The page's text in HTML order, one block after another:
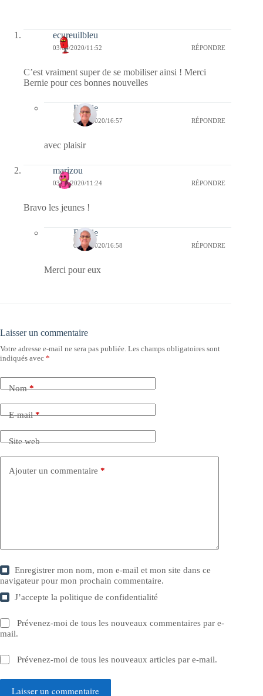
ecureuilbleu
03/04/2020/11:52 RÉPONDRE
C’est vraiment super de se mobiliser ainsi ! Merci
Bernie pour ces bonnes nouvelles
Bernie
03/04/2020/16:57 RÉPONDRE
avec plaisir
marizou
03/04/2020/11:24 RÉPONDRE
Bravo les jeunes !
Bernie
03/04/2020/16:58 RÉPONDRE
Merci pour eux
Laisser un commentaire
Votre adresse e-mail ne sera pas publiée. Les champs obligatoires sont
indiqués avec *
Nom*
E-mail*
Site web
Ajouter un commentaire *
Enregistrer mon nom, mon e-mail et mon site dans ce
navigateur pour mon prochain commentaire.
J’accepte lapolitique de confidentialité
Prévenez-moi de tous les nouveaux commentaires par e-
mail.
Prévenez-moi de tous les nouveaux articles par e-mail.
Laisser un commentaire